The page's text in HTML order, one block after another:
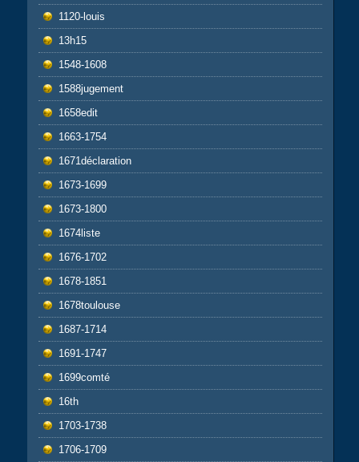
1120-louis
13h15
1548-1608
1588jugement
1658edit
1663-1754
1671déclaration
1673-1699
1673-1800
1674liste
1676-1702
1678-1851
1678toulouse
1687-1714
1691-1747
1699comté
16th
1703-1738
1706-1709